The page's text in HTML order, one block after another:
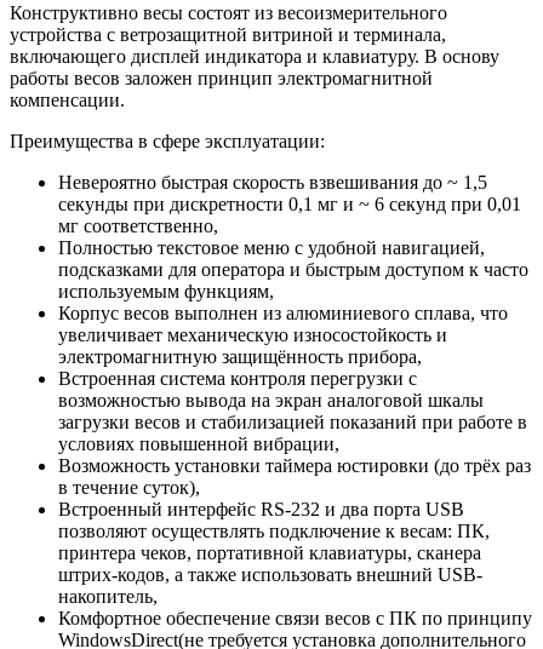
Конструктивно весы состоят из весоизмерительного
устройства с ветрозащитной витриной и терминала,
включающего дисплей индикатора и клавиатуру. В основу
работы весов заложен принцип электромагнитной
компенсации.
Преимущества в сфере эксплуатации:
Невероятно быстрая скорость взвешивания до ~ 1,5
секунды при дискретности 0,1 мг и ~ 6 секунд при 0,01
мг соответственно,
Полностью текстовое меню с удобной навигацией,
подсказками для оператора и быстрым доступом к часто
используемым функциям,
Корпус весов выполнен из алюминиевого сплава, что
увеличивает механическую износостойкость и
электромагнитную защищённость прибора,
Встроенная система контроля перегрузки с
возможностью вывода на экран аналоговой шкалы
загрузки весов и стабилизацией показаний при работе в
условиях повышенной вибрации,
Возможность установки таймера юстировки (до трёх раз
в течение суток),
Встроенный интерфейс RS-232 и два порта USB
позволяют осуществлять подключение к весам: ПК,
принтера чеков, портативной клавиатуры, сканера
штрих-кодов, а также использовать внешний USB-
накопитель,
Комфортное обеспечение связи весов с ПК по принципу
WindowsDirect(не требуется установка дополнительного